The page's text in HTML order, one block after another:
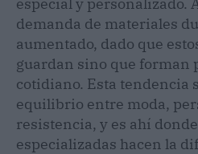
demanda de materiales
aumentado, dado que
guardan sino que forman
cotidiano. Esta tendencia
equilibrio entre moda,
resistencia, y es ahí
especializadas hacen la